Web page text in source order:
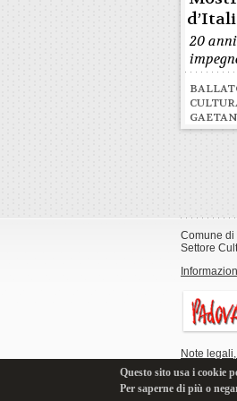
20
Comune di
Settore
Note
Questo sito usa i cookie
Per saperne di più o